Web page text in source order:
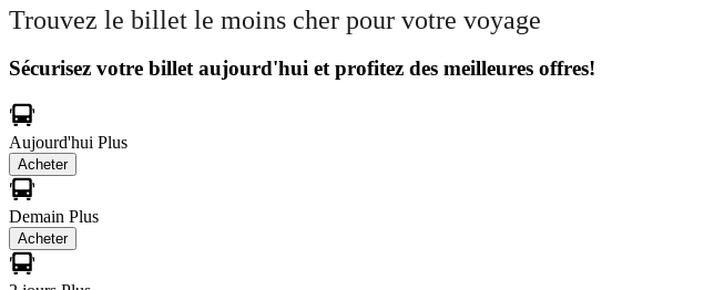
Trouvez le billet le moins cher pour votre voyage
Sécurisez votre billet aujourd'hui et profitez des meilleures offres!
Aujourd'hui Plus
Acheter
Demain Plus
Acheter